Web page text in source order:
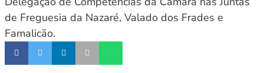
de Freguesia da Nazaré, Valado dos Frades e
Famalicão.